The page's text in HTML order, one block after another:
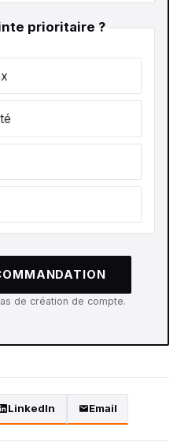
prioritaire ?
de création de compte.
LinkedIn Email